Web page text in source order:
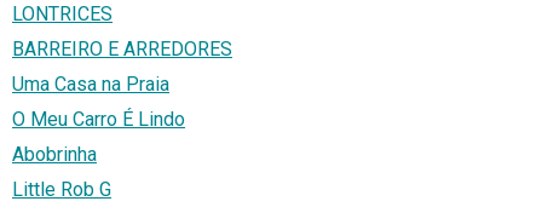
LONTRICES
BARREIRO E ARREDORES
Uma Casa na Praia
O Meu Carro É Lindo
Abobrinha
Little Rob G